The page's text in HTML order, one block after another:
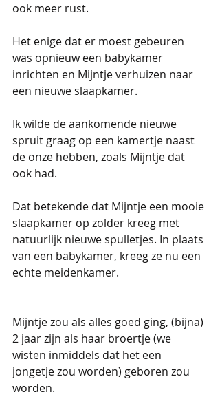
ook meer rust.
Het enige dat er moest gebeuren
was opnieuw een babykamer
inrichten en Mijntje verhuizen naar
een nieuwe slaapkamer.
Ik wilde de aankomende nieuwe
spruit graag op een kamertje naast
de onze hebben, zoals Mijntje dat
ook had.
Dat betekende dat Mijntje een mooie
slaapkamer op zolder kreeg met
natuurlijk nieuwe spulletjes. In plaats
van een babykamer, kreeg ze nu een
echte meidenkamer.
Mijntje zou als alles goed ging, (bijna)
2 jaar zijn als haar broertje (we
wisten inmiddels dat het een
jongetje zou worden) geboren zou
worden.